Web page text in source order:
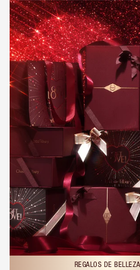
REGALOS DE BELLEZA